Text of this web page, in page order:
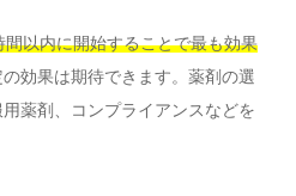
間以内に開始することで最も効果
効果は期待できます。薬剤の選
薬剤、コンプライアンスなどを